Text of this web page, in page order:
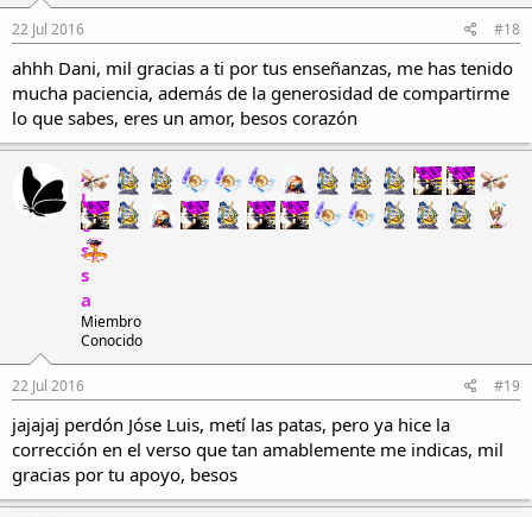
22 Jul 2016 #18
ahhh Dani, mil gracias a ti por tus enseñanzas, me has tenido
mucha paciencia, además de la generosidad de compartirme
lo que sabes, eres un amor, besos corazón
A
l
e
s
s
a
Miembro
Conocido
22 Jul 2016 #19
jajajaj perdón Jóse Luis, metí las patas, pero ya hice la
corrección en el verso que tan amablemente me indicas, mil
gracias por tu apoyo, besos